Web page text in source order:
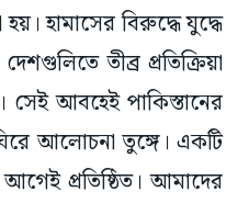
হামাসের বিরুদ্ধে যুদ্ধে
তীব্র প্রতিক্রিয়া
সেই আবহেই পাকিস্তানের
আলোচনা তুঙ্গে। একটি
প্রতিষ্ঠিত। আমাদের